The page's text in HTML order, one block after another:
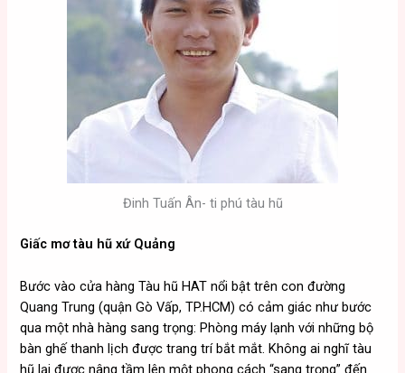
Đinh Tuấn Ân- ti phú tàu hũ
Giấc mơ tàu hũ xứ Quảng
Bước vào cửa hàng Tàu hũ HAT nổi bật trên con đường
Quang Trung (quận Gò Vấp, TP.HCM) có cảm giác như bước
qua một nhà hàng sang trọng: Phòng máy lạnh với những bộ
bàn ghế thanh lịch được trang trí bắt mắt. Không ai nghĩ tàu
hũ lại được nâng tầm lên một phong cách “sang trọng” đến